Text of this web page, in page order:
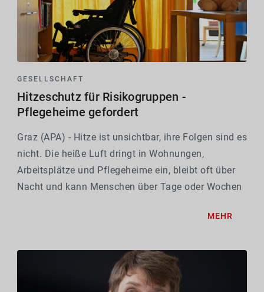
GESELLSCHAFT
Hitzeschutz für Risikogruppen -
Pflegeheime gefordert
Graz (APA) - Hitze ist unsichtbar, ihre Folgen sind es
nicht. Die heiße Luft dringt in Wohnungen,
Arbeitsplätze und Pflegeheime ein, bleibt oft über
Nacht und kann Menschen über Tage oder Wochen
MEHR